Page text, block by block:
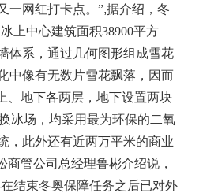
一网红打卡点。”,据介绍，冬
上中心建筑面积38900平方
体系，通过几何图形组成雪花
中像有无数片雪花飘落，因而
、地下各两层，地下设置两块
冰场，均采用最为环保的二氧
，此外还有近两万平米的商业
商管公司总经理鲁彬介绍说，
结束冬奥保障任务之后已对外